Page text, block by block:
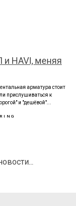
и HAVI, меняя
арматура стоит
прислушиваться к
и "дешёвой"...